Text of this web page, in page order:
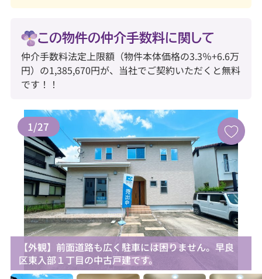
この物件の仲介手数料に関して
仲介手数料法定上限額（物件本体価格の3.3％+6.6万
円）の1,385,670円が、当社でご契約いただくと無料
です！！
1/27
【外観】前面道路も広く駐車には困りません。早良
区東入部１丁目の中古戸建です。